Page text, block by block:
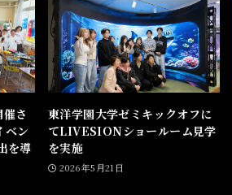
さ
ベン
を導
東洋学園大学ゼミキックオフに
てLIVESIONショールーム見学
を実施
2026年5月21日